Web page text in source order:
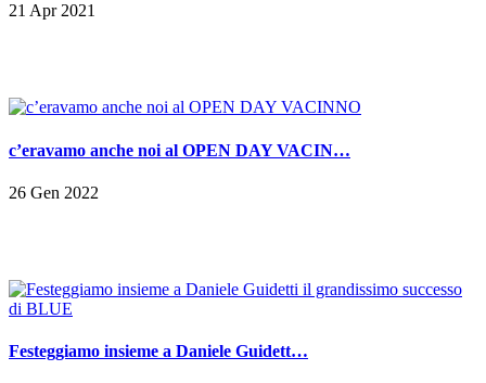
21 Apr 2021
c’eravamo anche noi al OPEN DAY VACIN…
26 Gen 2022
Festeggiamo insieme a Daniele Guidett…